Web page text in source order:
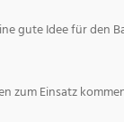
gute Idee für den
zum Einsatz